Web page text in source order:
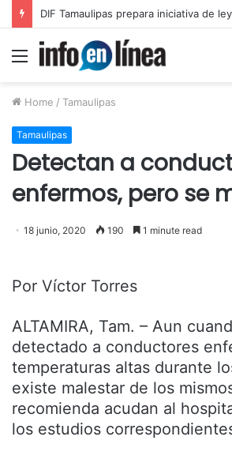
Menu
Home / Tamaulipas
Tamaulipas
Detectan a
enfermos, pero se
18 junio, 2020 190 1 minute read
Por Víctor Torres
ALTAMIRA, Tam. – Aun
detectado a conductores
temperaturas altas durante
existe malestar de los
recomienda acudan al
los estudios